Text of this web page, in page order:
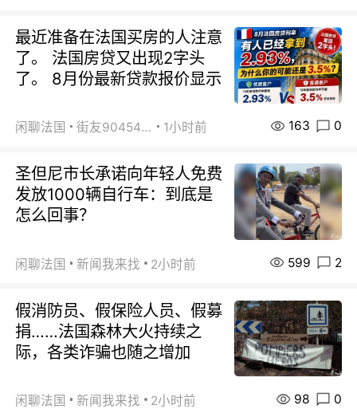
最近准备在法国买房的人注意
了。 法国房贷又出现2字头
了。 8月份最新贷款报价显示
闲聊法国 街友90454511 1小时前 163 0
圣但尼市长承诺向年轻人免费
发放1000辆自行车：到底是
怎么回事？
闲聊法国 新闻我来找 2小时前 599 2
假消防员、假保险人员、假募
捐……法国森林大火持续之
际，各类诈骗也随之增加
闲聊法国 新闻我来找 2小时前 98 0